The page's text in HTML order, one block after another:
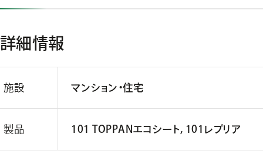
詳細情報
施設 マンション・住宅
製品 101 TOPPANエコシート, 101レプリア